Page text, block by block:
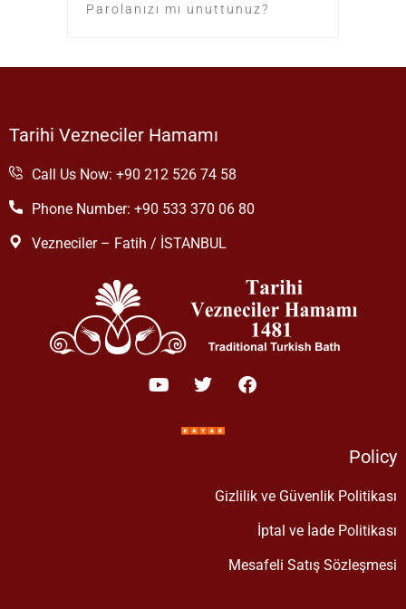
Parolanızı mı unuttunuz?
Tarihi Vezneciler Hamamı
Call Us Now: +90 212 526 74 58
Phone Number: +90 533 370 06 80
Vezneciler – Fatih / İSTANBUL
Policy
Gizlilik ve Güvenlik Politikası
İptal ve İade Politikası
Mesafeli Satış Sözleşmesi